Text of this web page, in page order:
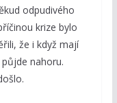
odpudivého
krize bylo
že i když mají
nahoru.